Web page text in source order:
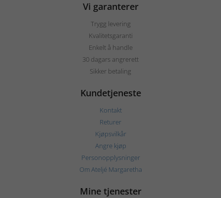
Vi garanterer
Trygg levering
Kvalitetsgaranti
Enkelt å handle
30 dagars angrerett
Sikker betaling
Kundetjeneste
Kontakt
Returer
Kjøpsvilkår
Angre kjøp
Personopplysninger
Om Ateljé Margaretha
Mine tjenester